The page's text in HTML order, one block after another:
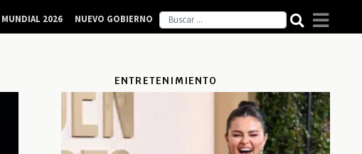
ENTRETENIMIENTO
MUNDIAL 2026 NUEVO GOBIERNO